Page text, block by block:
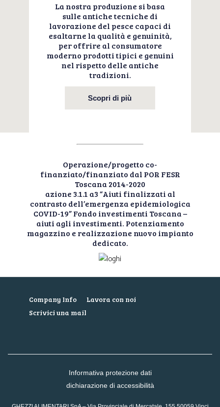
La nostra produzione si basa
sulle antiche tecniche di
lavorazione del pesce capaci di
esaltarne la qualità e genuinità,
per offrire al consumatore
moderno prodotti tipici e genuini
nel rispetto delle antiche
tradizioni.
Scopri di più
Operazione/progetto co-
finanziato/finanziato dal POR FESR
Toscana 2014-2020
azione 3.1.1 a3 “Aiuti finalizzati al
contrasto dell’emergenza epidemiologica
COVID-19” Fondo investimenti Toscana –
aiuti agli investimenti. Potenziamento
magazzino e realizzazione nuovo impianto
dedicato.
Company Info
Lavora con noi
Scrivici una mail
Informativa protezione dati
dichiarazione di accessibilità